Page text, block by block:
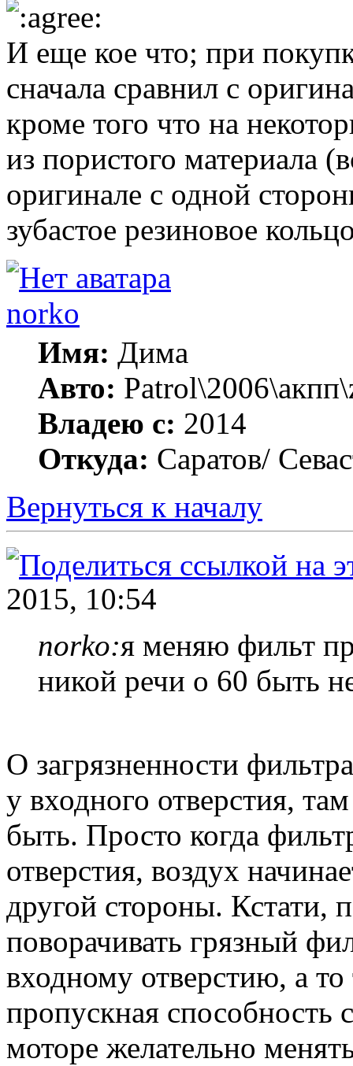
И еще кое что; при
сначала сравнил с
кроме того что на
из пористого материала
оригинале с одной
зубастое резиновое
norko
Имя: Дима
Авто:
Владею с: 2014
Откуда: Саратов/
Вернуться к началу
2015, 10:54
norko:я меняю фильт
никой речи о 60 быть
О загрязненности
у входного отверстия,
быть. Просто когда
отверстия, воздух
другой стороны. Кстати,
поворачивать грязный
входному отверстию, а то
пропускная способность
моторе желательно